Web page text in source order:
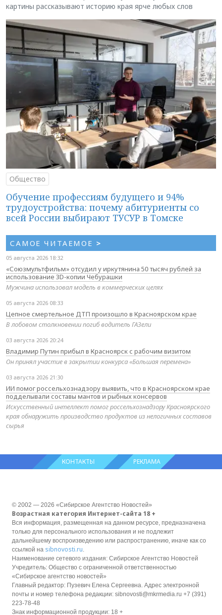
картины рассказывают историю края ярче любых слов
Общество
Обучение профессиям будущего и 94%
трудоустройства: почему абитуриенты со
всей России выбирают ТУСУР в Томске
САМОЕ ЧИТАЕМОЕ >
05 августа 2026 18:32
«Союзмультфильм» отсудил у иркутянина 50 тысяч рублей за
использование 3D-копии Чебурашки
Мужчина использовал модель в коммерческих целях
05 августа 2026 08:33
Цепное смертельное ДТП произошло в Красноярском крае
В лобовом столкновении погиб водитель ГАЗели
03 августа 2026 20:24
Владимир Путин прибыл в Красноярск с рабочим визитом
Он принял участие в закрытии конкурса «Большая перемена»
03 августа 2026 21:30
ИИ помог россельхознадзору выявить, что в Красноярском крае
подделывали составы мантов и рыбных консервов
Искусственный интеллект помог россельхознадзору Красноярского
края обнаружить производство продуктов из нелогичных составов
сырья
КОНТАКТЫ РЕКЛАМА
© 2002 — 2026 «Сибирское Агентство Новостей»
Возрастная категория Интернет-сайта 18 +
Вся информация, размещенная на данном ресурсе, предназначена
только для персонального использования и не подлежит
дальнейшему воспроизведению или распространению, иначе как со
ссылкой на sibnovosti.ru.
Наименование сетевого издания: Сибирское Агентство Новостей
Учредитель: Общество с ограниченной ответственностью
«Сибирское агентство новостей»
Главный редактор: Пузевич Елена Сергеевна. Адрес электронной
почты и номер телефона редакции: sibnovosti@mkrmedia.ru +7 (391)
223-78-48
Знак информационной продукции: 18 +